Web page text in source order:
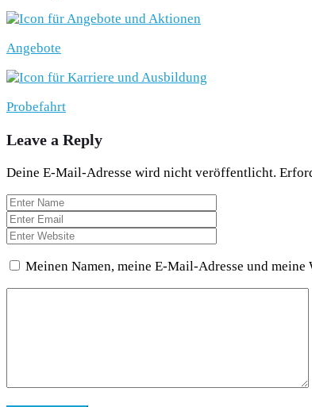
Angebote
Probefahrt
Leave a Reply
Deine E-Mail-Adresse wird nicht veröffentlicht.
Meinen Namen, meine E-Mail-Adresse und